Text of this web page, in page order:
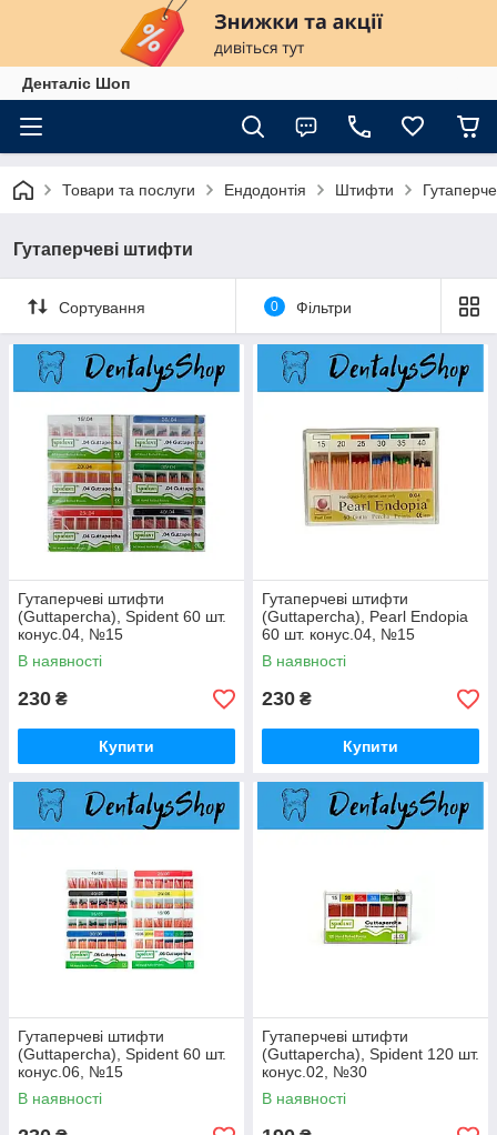
Денталіс Шоп
Товари та послуги Ендодонтія Штифти
Гутаперчеві штифти
Сортування 0 Фільтри
Гутаперчеві штифти
(Guttapercha), Spident 60 шт.
конус.04, №15
В наявності
230 ₴
Купити
Гутаперчеві штифти
(Guttapercha), Pearl Endopia
60 шт. конус.04, №15
В наявності
230 ₴
Купити
Гутаперчеві штифти
(Guttapercha), Spident 60 шт.
конус.06, №15
В наявності
Гутаперчеві штифти
(Guttapercha), Spident 120 шт.
конус.02, №30
В наявності